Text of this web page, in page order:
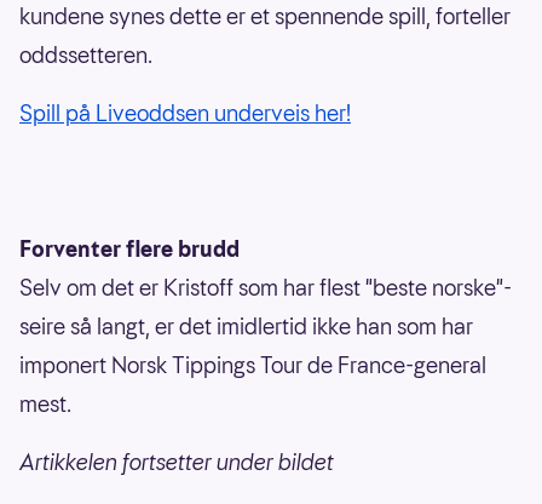
kundene synes dette er et spennende spill, forteller
oddssetteren.
Spill på Liveoddsen underveis her!
Forventer flere brudd
Selv om det er Kristoff som har flest "beste norske"-
seire så langt, er det imidlertid ikke han som har
imponert Norsk Tippings Tour de France-general
mest.
Artikkelen fortsetter under bildet